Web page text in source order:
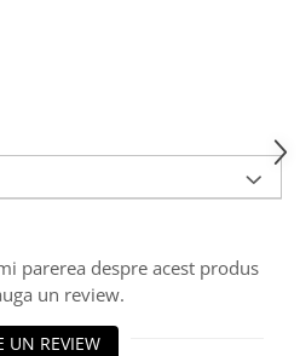
parerea despre acest produs
un review.
UN REVIEW